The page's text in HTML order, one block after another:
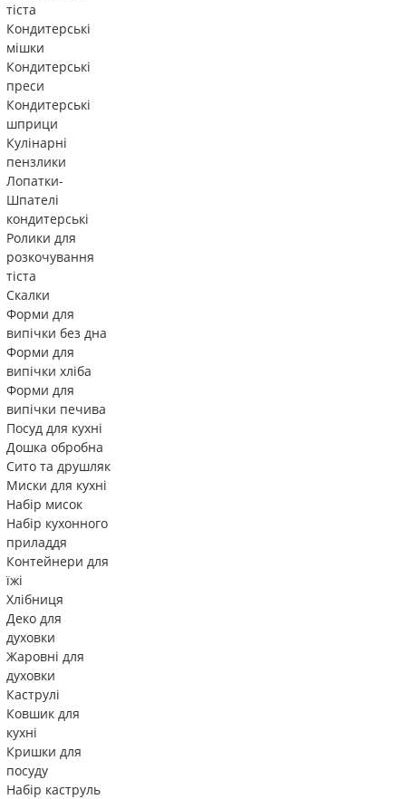
тіста
Кондитерські
мішки
Кондитерські
преси
Кондитерські
шприци
Кулінарні
пензлики
Лопатки-
Шпателі
кондитерські
Ролики для
розкочування
тіста
Скалки
Форми для
випічки без дна
Форми для
випічки хліба
Форми для
випічки печива
Посуд для кухні
Дошка обробна
Сито та друшляк
Миски для кухні
Набір мисок
Набір кухонного
приладдя
Контейнери для
їжі
Хлібниця
Деко для
духовки
Жаровні для
духовки
Каструлі
Ковшик для
кухні
Кришки для
посуду
Набір каструль